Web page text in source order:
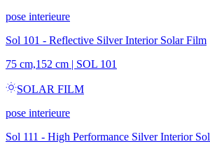
pose interieure
Sol 101 - Reflective Silver Interior Solar Film
75 cm,152 cm | SOL 101
SOLAR FILM
pose interieure
Sol 111 - High Performance Silver Interior